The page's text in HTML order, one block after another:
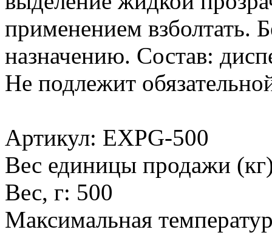
применением взболтать.
назначению. Состав:
Не подлежит
Артикул: EXPG-500
Вес единицы продажи
Вес, г: 500
Максимальная